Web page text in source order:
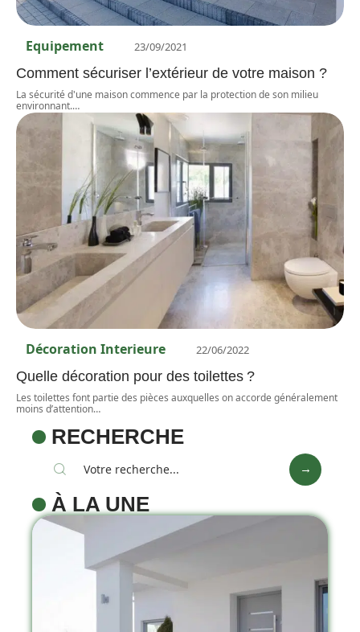
Equipement 23/09/2021
Comment sécuriser l’extérieur de votre maison ?
La sécurité d'une maison commence par la protection de son milieu
environnant.…
Décoration Interieure 22/06/2022
Quelle décoration pour des toilettes ?
Les toilettes font partie des pièces auxquelles on accorde généralement
moins d’attention…
RECHERCHE
À LA UNE